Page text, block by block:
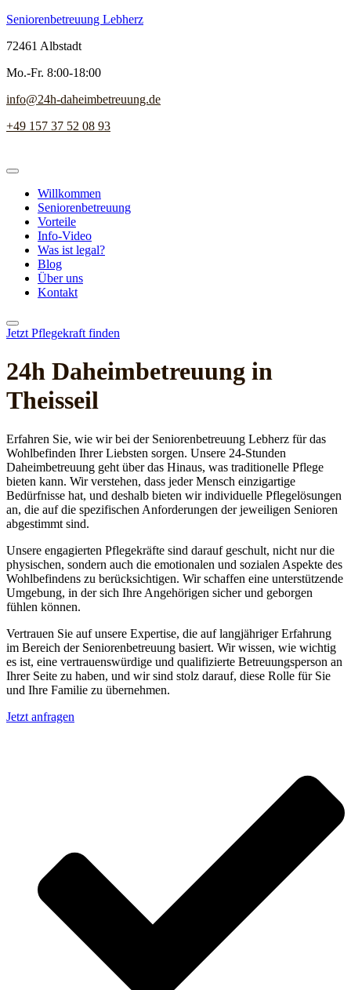
Seniorenbetreuung Lebherz
72461 Albstadt
Mo.-Fr. 8:00-18:00
info@24h-daheimbetreuung.de
+49 157 37 52 08 93
Willkommen
Seniorenbetreuung
Vorteile
Info-Video
Was ist legal?
Blog
Über uns
Kontakt
Jetzt Pflegekraft finden
24h Daheim­betreuung in
Theisseil
Erfahren Sie, wie wir bei der Seniorenbetreuung Lebherz für das
Wohlbefinden Ihrer Liebsten sorgen. Unsere 24-Stunden
Daheimbetreuung geht über das Hinaus, was traditionelle Pflege
bieten kann. Wir verstehen, dass jeder Mensch einzigartige
Bedürfnisse hat, und deshalb bieten wir individuelle Pflegelösungen
an, die auf die spezifischen Anforderungen der jeweiligen Senioren
abgestimmt sind.
Unsere engagierten Pflegekräfte sind darauf geschult, nicht nur die
physischen, sondern auch die emotionalen und sozialen Aspekte des
Wohlbefindens zu berücksichtigen. Wir schaffen eine unterstützende
Umgebung, in der sich Ihre Angehörigen sicher und geborgen
fühlen können.
Vertrauen Sie auf unsere Expertise, die auf langjähriger Erfahrung
im Bereich der Seniorenbetreuung basiert. Wir wissen, wie wichtig
es ist, eine vertrauenswürdige und qualifizierte Betreuungsperson an
Ihrer Seite zu haben, und wir sind stolz darauf, diese Rolle für Sie
und Ihre Familie zu übernehmen.
Jetzt anfragen